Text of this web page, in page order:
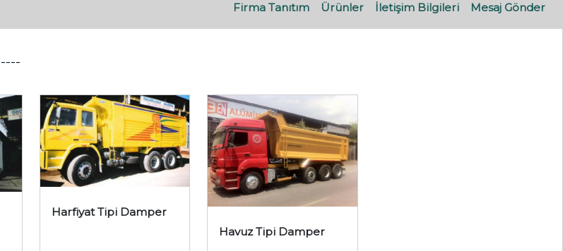
Firma Tanıtım Ürünler İletişim Bilgileri Mesaj Gönder
Harfiyat Tipi Damper
Havuz Tipi Damper